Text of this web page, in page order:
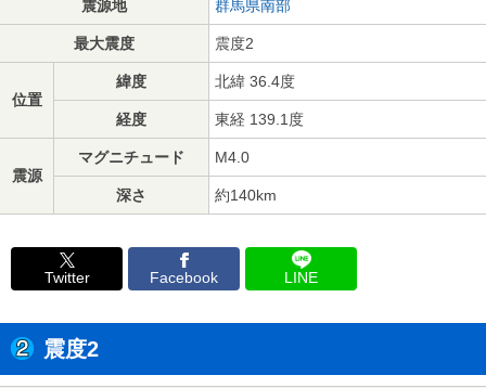
震源地 群馬県南部
最大震度 震度2
位置
緯度 北緯 36.4度
経度 東経 139.1度
震源
マグニチュード M4.0
深さ 約140km
Twitter Facebook LINE
震度2